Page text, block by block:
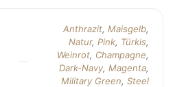
Anthrazit, Maisgelb,
Natur, Pink, Türkis,
Weinrot, Champagne,
Dark-Navy, Magenta,
Military Green, Steel